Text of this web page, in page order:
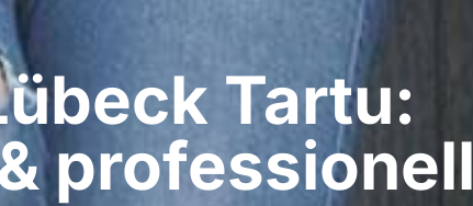
Tartu:
professionell​